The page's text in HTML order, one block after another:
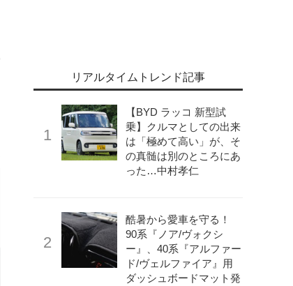
リアルタイムトレンド記事
【BYD ラッコ 新型試
乗】クルマとしての出来
は「極めて高い」が、そ
の真髄は別のところにあ
った…中村孝仁
酷暑から愛車を守る！
90系『ノア/ヴォクシ
ー』、40系『アルファー
ド/ヴェルファイア』用
ダッシュボードマット発